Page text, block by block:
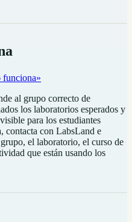
funciona»
al grupo correcto de
los laboratorios esperados y
para los estudiantes
contacta con LabsLand e
el laboratorio, el curso de
que están usando los